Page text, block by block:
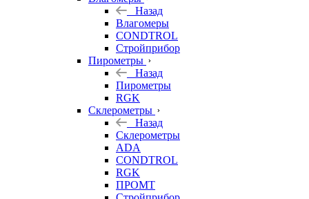
Назад
Влагомеры
CONDTROL
Стройприбор
Пирометры
Назад
Пирометры
RGK
Склерометры
Назад
Склерометры
ADA
CONDTROL
RGK
ПРОМТ